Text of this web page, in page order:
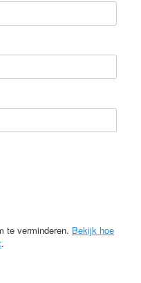
te verminderen. Bekijk hoe
.